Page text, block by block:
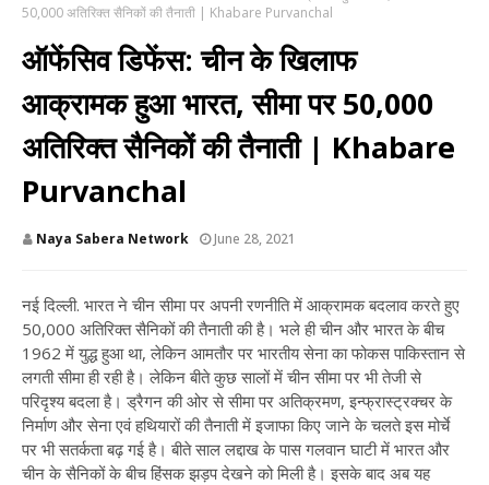
50,000 अतिरिक्त सैनिकों की तैनाती | Khabare Purvanchal
ऑफेंसिव डिफेंस: चीन के खिलाफ
आक्रामक हुआ भारत, सीमा पर 50,000
अतिरिक्त सैनिकों की तैनाती | Khabare
Purvanchal
Naya Sabera Network June 28, 2021
नई दिल्ली. भारत ने चीन सीमा पर अपनी रणनीति में आक्रामक बदलाव करते हुए
50,000 अतिरिक्त सैनिकों की तैनाती की है। भले ही चीन और भारत के बीच
1962 में युद्ध हुआ था, लेकिन आमतौर पर भारतीय सेना का फोकस पाकिस्तान से
लगती सीमा ही रही है। लेकिन बीते कुछ सालों में चीन सीमा पर भी तेजी से
परिदृश्य बदला है। ड्रैगन की ओर से सीमा पर अतिक्रमण, इन्फ्रास्ट्रक्चर के
निर्माण और सेना एवं हथियारों की तैनाती में इजाफा किए जाने के चलते इस मोर्चे
पर भी सतर्कता बढ़ गई है। बीते साल लद्दाख के पास गलवान घाटी में भारत और
चीन के सैनिकों के बीच हिंसक झड़प देखने को मिली है। इसके बाद अब यह